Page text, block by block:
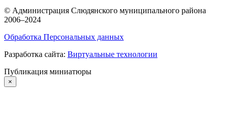
© Администрация Слюдянского муниципального района
2006–2024
Обработка Персональных данных
Разработка сайта: Виртуальные технологии
Публикация миниатюры
×